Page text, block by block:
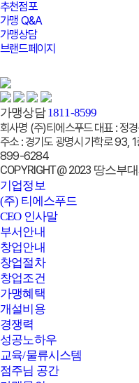
추천점포
가맹 Q&A
가맹상담
브랜드페이지
가맹상담 1811-8599
회사명 (주)티에스푸드대표 :정
주소 : 경기도 광명시 가학로 93,
899-6284
COPYRIGHT@ 2023 땅스부
기업정보
(주) 티에스푸드
CEO 인사말
부서안내
창업안내
창업절차
창업조건
가맹혜택
개설비용
경쟁력
성공노하우
교육/물류시스템
점주님 공간